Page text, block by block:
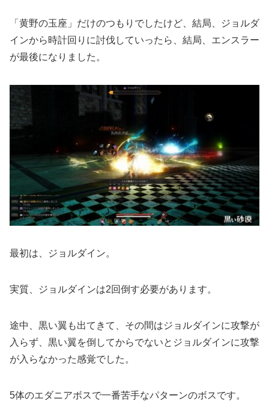
「黄野の玉座」だけのつもりでしたけど、結局、ジョルダ
インから時計回りに討伐していったら、結局、エンスラー
が最後になりました。
最初は、ジョルダイン。
実質、ジョルダインは2回倒す必要があります。
途中、黒い翼も出てきて、その間はジョルダインに攻撃が
入らず、黒い翼を倒してからでないとジョルダインに攻撃
が入らなかった感覚でした。
5体のエダニアボスで一番苦手なパターンのボスです。